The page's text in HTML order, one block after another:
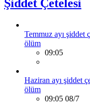
Şiddet Çetelesi
Temmuz ayı şiddet
ölüm
09:05
Haziran ayı şiddet
ölüm
09:05 08/7